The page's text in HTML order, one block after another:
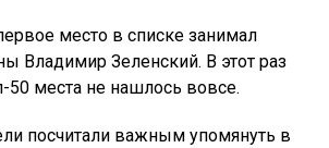
место в списке занимал
Владимир Зеленский. В этот раз
50 места не нашлось вовсе.
посчитали важным упомянуть в